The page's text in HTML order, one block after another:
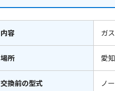
内容 ガ
場所 愛
交換前の型式 ノ